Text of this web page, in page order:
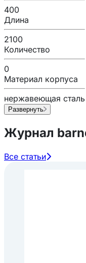
400
Длина
2100
Количество
0
Материал корпуса
нержавеющая сталь
Развернуть
Журнал
Все статьи